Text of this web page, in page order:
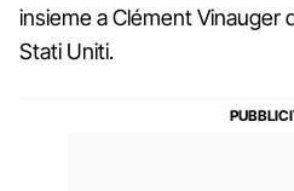
insieme a Clément Vinauger
Stati Uniti.